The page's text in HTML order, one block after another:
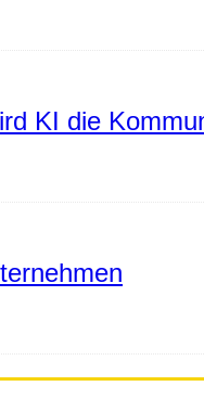
KI die